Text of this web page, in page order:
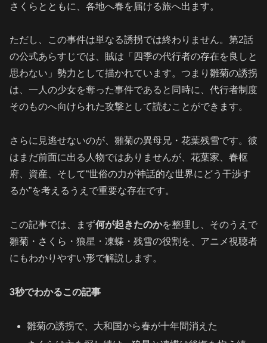
さくらとともに、各地へ春を届ける旅へ出ます。
ただし、この事件は単なる誘拐では終わりません。第2話
の公式あらすじでは、賊は「四季の代行者の存在を良しと
思わない」勢力として描かれています。つまり雛菊の誘拐
は、一人の少女を奪った事件であると同時に、代行者制度
そのものへ向けられた攻撃として読むことができます。
さらに見逃せないのが、雛菊の異母兄・花葉残雪です。彼
はまだ前面に出る人物ではありませんが、花葉家、春枢
府、資産、そして“世俗の力が神話的な世界にどう干渉す
るか”を考えるうえで重要な存在です。
この記事では、まず何が起きたのかを整理し、そのうえで
雛菊・さくら・狼星・凍蝶・残雪の役割を、アニメ視聴者
にもわかりやすい形で解説します。
3秒でわかるこの記事
雛菊の誘拐で、大和国から春が十年間消えた